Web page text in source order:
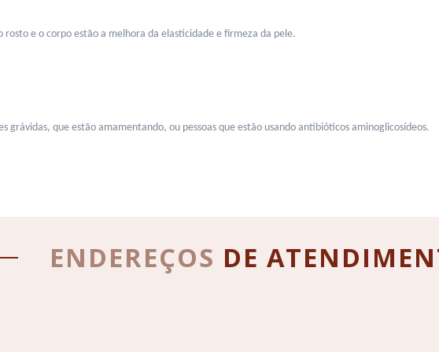
rosto e o corpo estão a melhora da elasticidade e firmeza da pele.
grávidas, que estão amamentando, ou pessoas que estão usando antibióticos aminoglicosídeos.
ENDEREÇOS DE